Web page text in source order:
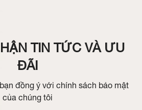
TIN TỨC VÀ ƯU
ĐÃI
đồng ý với chính sách bảo mật
của chúng tôi